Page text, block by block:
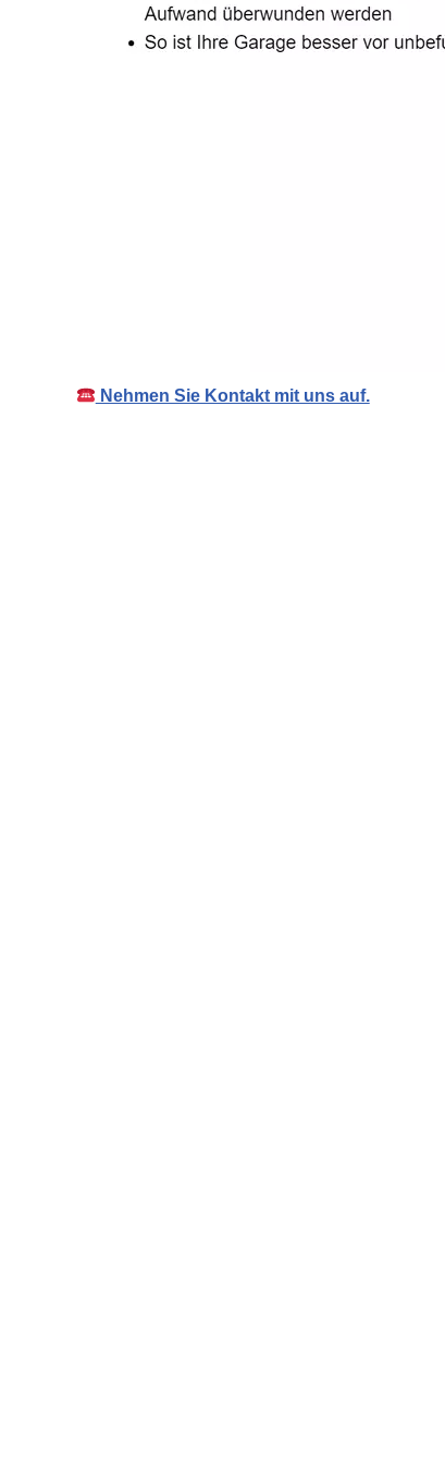
Nehmen Sie Kontakt mit uns auf.